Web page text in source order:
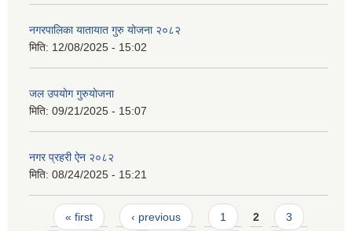
नगरपालिका यातायात गुरु योजना २०८२
मिति: 12/08/2025 - 15:02
जल उपयाेग गुरुयाेजना
मिति: 09/21/2025 - 15:07
नगर प्रहरी ऐन २०८२
मिति: 08/24/2025 - 15:21
Pages
« first ‹ previous 1 2 3